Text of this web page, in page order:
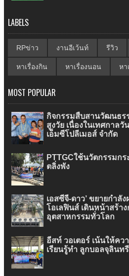
LABELS
RPข่าว งานอีเว้นท์ รีวิว
หาเรื่องกิน หาเรื่องนอน หา
MOST POPULAR
กิจกรรมสืบสานวัฒนธร
สูงวัย เนื่องในเทศกาล
เอ็มซีโปลีเมอส์ จำกัด
PTTGCใช้นวัตกรรมก
ตลิ่งพัง
เอสซีจี-ดาว’ ขยายกำลั
โอเลฟินส์ เดินหน้าสร้า
อุตสาหกรรมทั่วโลก
อีสท์ วอเตอร์ เน้นให้คว
เรียนรู้ทำ ลูกบอลจุลินท